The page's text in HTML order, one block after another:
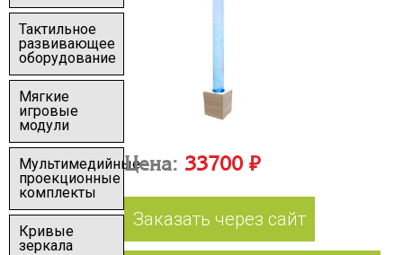
Тактильное
развивающее
оборудование
Мягкие
игровые
модули
Мультимедийные
проекционные
комплекты
Кривые
зеркала
Цена: 33700 ₽
Заказать через сайт